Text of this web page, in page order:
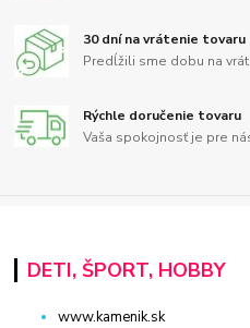
30 dní na vrátenie tovaru
Predĺžili sme dobu na
Rýchle doručenie tovaru
Vaša spokojnosť je pre
DETI, ŠPORT, HOBBY
www.kamenik.sk